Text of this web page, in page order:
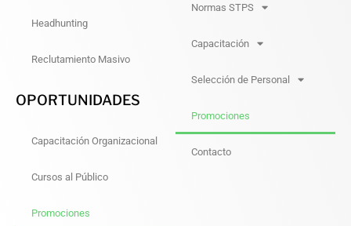
Headhunting
Reclutamiento Masivo
OPORTUNIDADES
Capacitación Organizacional
Cursos al Público
Promociones
Normas STPS
Capacitación
Selección de Personal
Promociones
Contacto